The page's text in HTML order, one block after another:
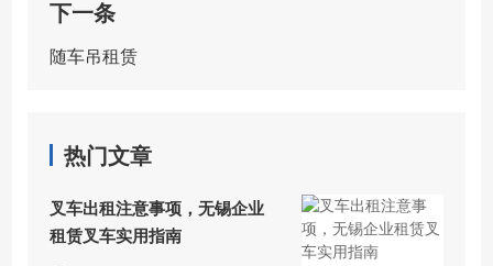
下一条
随车吊租赁
热门文章
叉车出租注意事项，无锡企业
租赁叉车实用指南